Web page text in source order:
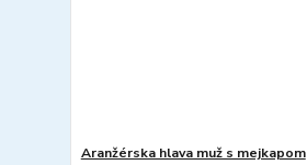
Aranžérska hlava muž s mejkapom